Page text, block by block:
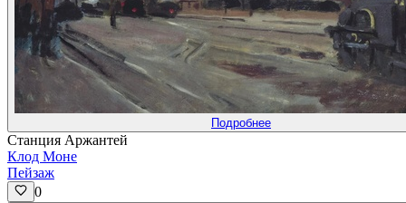
Подробнее
Станция Аржантей
Клод Моне
Пейзаж
0